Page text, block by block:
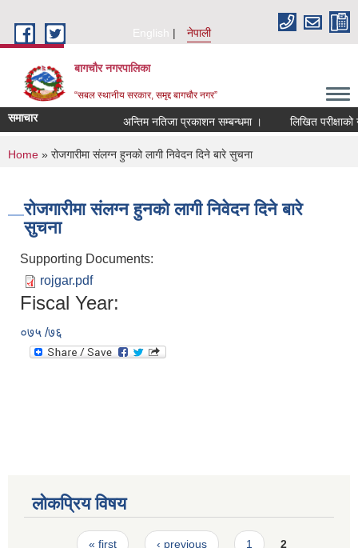
English
नेपाली
बागचौर नगरपालिका
“सबल स्थानीय सरकार, समृद्द बागचौर नगर”
समाचार अन्तिम नतिजा प्रकाशन सम्बन्धमा । लिखित परीक्षाको
You are here
Home » रोजगारीमा संलग्न हुनको लागी निवेदन दिने बारे सुचना
रोजगारीमा संलग्न हुनको लागी निवेदन दिने बारे
सुचना
Supporting Documents:
rojgar.pdf
Fiscal Year:
०७५ /७६
लोकप्रिय विषय
« first ‹ previous 1 2